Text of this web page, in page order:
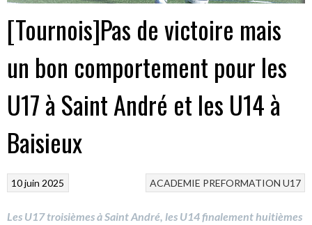
[Tournois]Pas de victoire mais
un bon comportement pour les
U17 à Saint André et les U14 à
Baisieux
ACADEMIE PREFORMATION U17
10 juin 2025
Les U17 troisièmes à Saint André, les U14 finalement huitièmes